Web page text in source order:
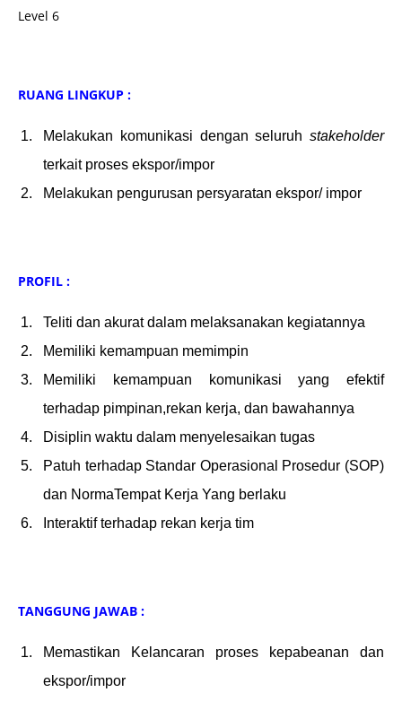
Level 6
RUANG LINGKUP :
Melakukan komunikasi dengan seluruh stakeholder
terkait proses ekspor/impor
Melakukan pengurusan persyaratan ekspor/ impor
PROFIL :
Teliti dan akurat dalam melaksanakan kegiatannya
Memiliki kemampuan memimpin
Memiliki kemampuan komunikasi yang efektif
terhadap pimpinan,rekan kerja, dan bawahannya
Disiplin waktu dalam menyelesaikan tugas
Patuh terhadap Standar Operasional Prosedur (SOP)
dan NormaTempat Kerja Yang berlaku
Interaktif terhadap rekan kerja tim
TANGGUNG JAWAB :
Memastikan Kelancaran proses kepabeanan dan
ekspor/impor